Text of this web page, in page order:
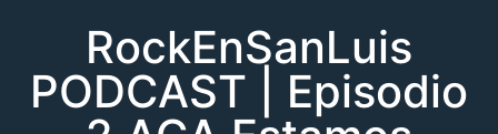
RockEnSanLuis
PODCAST | Episodio